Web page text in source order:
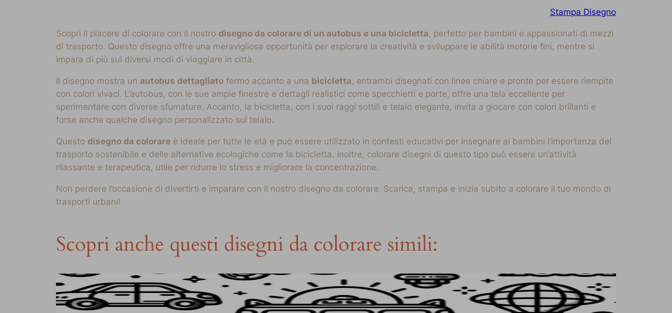
Stampa Disegno
Scopri il piacere di colorare con il nostro disegno da colorare di un autobus e una bicicletta, perfetto per bambini e appassionati di mezzi
di trasporto. Questo disegno offre una meravigliosa opportunità per esplorare la creatività e sviluppare le abilità motorie fini, mentre si
impara di più sui diversi modi di viaggiare in città.
Il disegno mostra un autobus dettagliato fermo accanto a una bicicletta, entrambi disegnati con linee chiare e pronte per essere riempite
con colori vivaci. L’autobus, con le sue ampie finestre e dettagli realistici come specchietti e porte, offre una tela eccellente per
sperimentare con diverse sfumature. Accanto, la bicicletta, con i suoi raggi sottili e telaio elegante, invita a giocare con colori brillanti e
forse anche qualche disegno personalizzato sul telaio.
Questo disegno da colorare è ideale per tutte le età e può essere utilizzato in contesti educativi per insegnare ai bambini l’importanza del
trasporto sostenibile e delle alternative ecologiche come la bicicletta. Inoltre, colorare disegni di questo tipo può essere un’attività
rilassante e terapeutica, utile per ridurre lo stress e migliorare la concentrazione.
Non perdere l’occasione di divertirti e imparare con il nostro disegno da colorare. Scarica, stampa e inizia subito a colorare il tuo mondo di
trasporti urbani!
Scopri anche questi disegni da colorare simili: